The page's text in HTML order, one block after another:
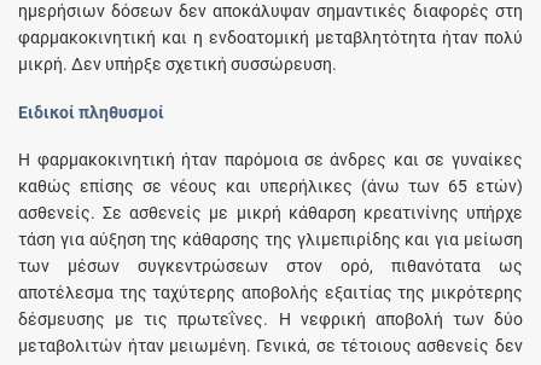
ημερήσιων δόσεων δεν αποκάλυψαν σημαντικές διαφορές στη
φαρμακοκινητική και η ενδοατομική μεταβλητότητα ήταν πολύ
μικρή. Δεν υπήρξε σχετική συσσώρευση.
Ειδικοί πληθυσμοί
Η φαρμακοκινητική ήταν παρόμοια σε άνδρες και σε γυναίκες
καθώς επίσης σε νέους και υπερήλικες (άνω των 65 ετών)
ασθενείς. Σε ασθενείς με μικρή κάθαρση κρεατινίνης υπήρχε
τάση για αύξηση της κάθαρσης της γλιμεπιρίδης και για μείωση
των μέσων συγκεντρώσεων στον ορό, πιθανότατα ως
αποτέλεσμα της ταχύτερης αποβολής εξαιτίας της μικρότερης
δέσμευσης με τις πρωτεΐνες. Η νεφρική αποβολή των δύο
μεταβολιτών ήταν μειωμένη. Γενικά, σε τέτοιους ασθενείς δεν